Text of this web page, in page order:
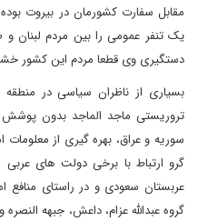
مقابل سفارت کشورمان در بیروت
یک تنفر عمومی را بین مردم لبنان و
دستگیری وی قطعا مردم این کشور
بسیاری از ناظران سیاسی در منطقه
تروریستی ماجد الماجد بدون
سوریه و عراق، بهره گیری از
گرو ارتباط با برخی دولت های
عربستان سعودی و در راستای منافع
گروه عبدالله عزام، داعش، جبهه